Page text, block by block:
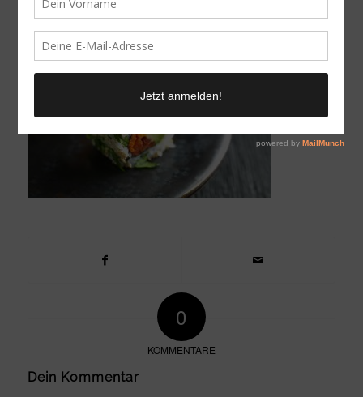
0
KOMMENTARE
Dein Kommentar